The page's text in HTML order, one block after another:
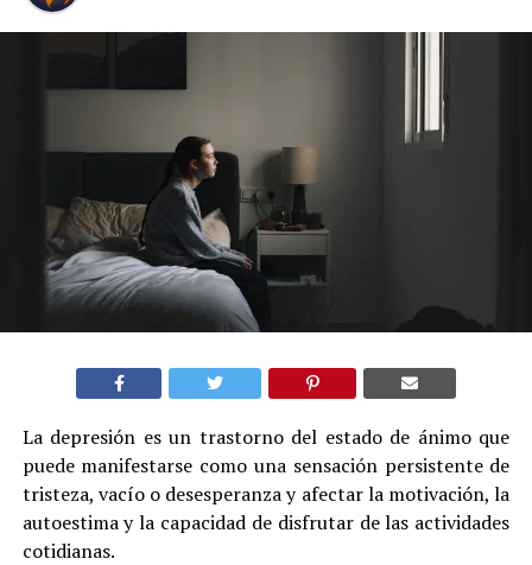
La depresión es un trastorno del estado de ánimo que
puede manifestarse como una sensación persistente de
tristeza, vacío o desesperanza y afectar la motivación, la
autoestima y la capacidad de disfrutar de las actividades
cotidianas.